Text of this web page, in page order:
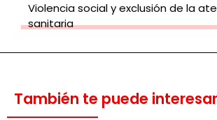
Violencia social y exclusión de la
sanitaria
También te puede interesar